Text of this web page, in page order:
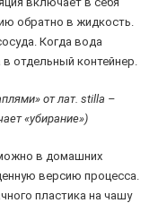
обратно в жидкость.
Когда вода
отдельный контейнер.
от лат. stilla –
«убирание»)
в домашних
версию процесса.
пластика на чашу